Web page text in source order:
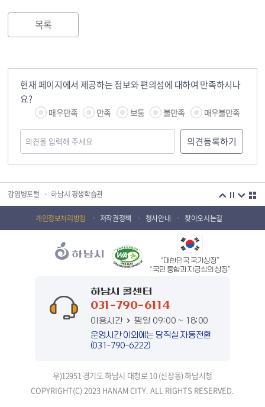
목록
현재 페이지에서 제공하는 정보와 편의성에 대하여 만족하시나
요?
매우만족 만족 보통 불만족 매우불만족
국민안전교육플랫폼
감염병포털 하남시 평생학습관
하남혁신교육지구 huic 하남도시공사
하남종합운동장 국민체육센터 하남문화재단 하남역사박물관
하남시 가족센터
하남시정신건강복지센터
(재)하남시자원봉사센터 하남시환경교육센터
하남시 장애인 무료법률 상담센터 경기도의회 하남상담소
경기도 장애인생산품판매시설
개인정보처리방침 저작권정책 청사안내 찾아오시는길
우)12951 경기도 하남시 대청로 10 (신장동) 하남시청
COPYRIGHT(C) 2023 HANAM CITY. ALL RIGHTS RESERVED.
하남시 콜센터
031-790-6114
이용시간
평일 09:00 ~ 18:00
운영시간 이외에는 당직실 자동전환
(031-790-6222)
“대한민국 국가상징”
“국민 통합과 자긍심의 상징”